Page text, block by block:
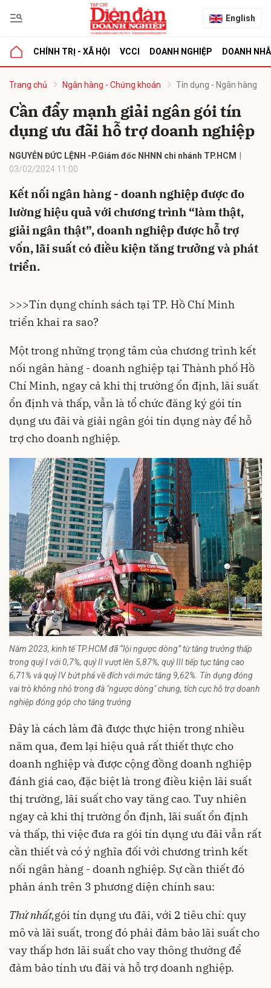
English
CHÍNH TRỊ - XÃ HỘI VCCI DOANH NGHIỆP DOANH
Trang chủ Ngân hàng - Chứng khoán Tín dụng - Ngân hàng
Cần đẩy mạnh giải ngân gói tín
dụng ưu đãi hỗ trợ doanh nghiệp
NGUYỄN ĐỨC LỆNH -P.Giám đốc NHNN chi nhánh TP.HCM
03/02/2024 11:00
Kết nối ngân hàng - doanh nghiệp được đo
lường hiệu quả với chương trình “làm thật,
giải ngân thật”, doanh nghiệp được hỗ trợ
vốn, lãi suất có điều kiện tăng trưởng và phát
triển.
>>>Tín dụng chính sách tại TP. Hồ Chí Minh
triển khai ra sao?
Một trong những trọng tâm của chương trình kết
nối ngân hàng - doanh nghiệp tại Thành phố Hồ
Chí Minh, ngay cả khi thị trường ổn định, lãi suất
ổn định và thấp, vẫn là tổ chức đăng ký gói tín
dụng ưu đãi và giải ngân gói tín dụng này để hỗ
trợ cho doanh nghiệp.
Năm 2023, kinh tế TP.HCM đã “lội ngược dòng” từ tăng trưởng thấp
trong quý I với 0,7%, quý II vượt lên 5,87%, quý III tiếp tục tăng cao
6,71% và quý IV bứt phá về đích với mức tăng 9,62%. Tín dụng đóng
vai trò không nhỏ trong đà "ngược dòng" chung, tích cực hỗ trợ doanh
nghiệp đóng góp cho tăng trưởng
Đây là cách làm đã được thực hiện trong nhiều
năm qua, đem lại hiệu quả rất thiết thực cho
doanh nghiệp và được cộng đồng doanh nghiệp
đánh giá cao, đặc biệt là trong điều kiện lãi suất
thị trường, lãi suất cho vay tăng cao. Tuy nhiên
ngay cả khi thị trường ổn định, lãi suất ổn định
và thấp, thì việc đưa ra gói tín dụng ưu đãi vẫn rất
cần thiết và có ý nghĩa đối với chương trình kết
nối ngân hàng - doanh nghiệp. Sự cần thiết đó
phản ánh trên 3 phương diện chính sau:
Thứ nhất,gói tín dụng ưu đãi, với 2 tiêu chí: quy
mô và lãi suất, trong đó phải đảm bảo lãi suất cho
vay thấp hơn lãi suất cho vay thông thường để
đảm bảo tính ưu đãi và hỗ trợ doanh nghiệp.
luận
Hủy